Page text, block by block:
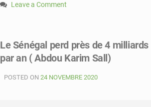
Leave a Comment
:
programme
Xeyu
Le Sénégal perd près de 4 milliards
par an ( Abdou Karim Sall)
POSTED ON 24 NOVEMBRE 2020